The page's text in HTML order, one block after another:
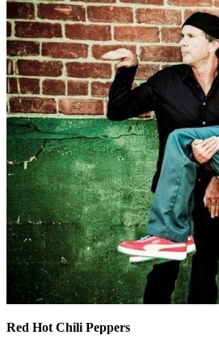
Red Hot Chili Peppers